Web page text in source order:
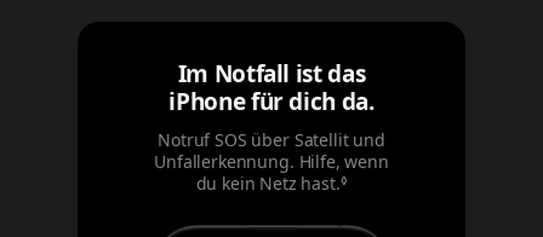
Im Notfall ist das
iPhone für dich da.
Notruf SOS über Satellit und
Unfall­erkennung. Hilfe, wenn
du kein Netz hast.◊